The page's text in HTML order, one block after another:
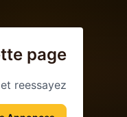
page
reessayez.